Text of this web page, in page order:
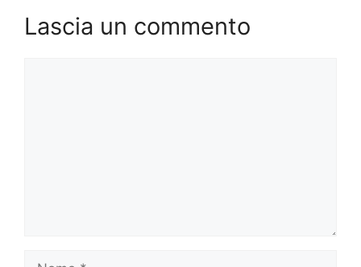
Lascia un commento